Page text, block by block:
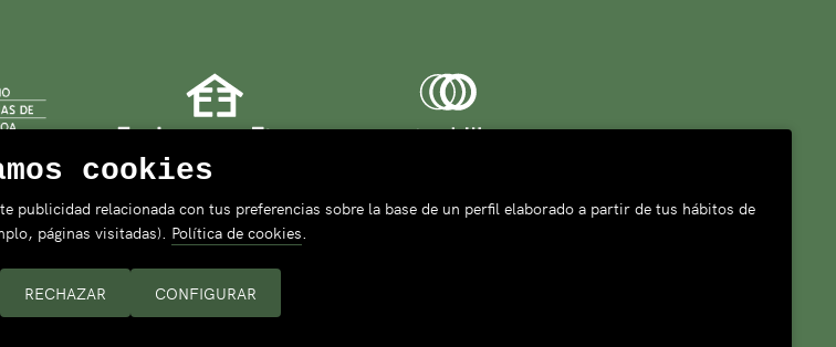
cookies
relacionada con tus preferencias sobre la base de un perfil elaborado a partir de tus hábitos de
páginas visitadas). Política de cookies.
CONFIGURAR
RECHAZAR